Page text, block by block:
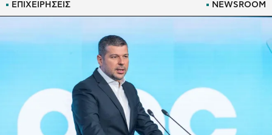
ΕΠΙΧΕΙΡΗΣΕΙΣ NEWSROOM